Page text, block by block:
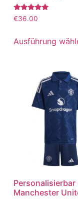
Bewertet
mit
von 5
€36.00
Ausführung
Manchester